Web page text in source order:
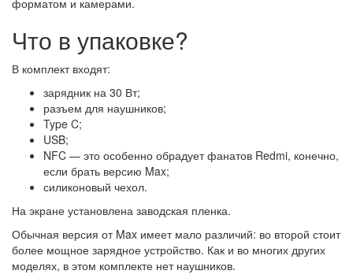
форматом и камерами.
Что в упаковке?
В комплект входят:
зарядник на 30 Вт;
разъем для наушников;
Type C;
USB;
NFC — это особенно обрадует фанатов Redmi, конечно,
если брать версию Max;
силиконовый чехол.
На экране установлена заводская пленка.
Обычная версия от Max имеет мало различий: во второй стоит
более мощное зарядное устройство. Как и во многих других
моделях, в этом комплекте нет наушников.